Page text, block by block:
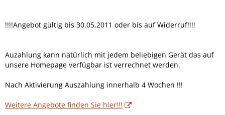
!!!!Angebot gültig bis 30.05.2011 oder bis auf Widerruf!!!!
Auzahlung kann natürlich mit jedem beliebigen Gerät das auf
unsere Homepage verfügbar ist verrechnet werden.
Nach Aktivierung Auszahlung innerhalb 4 Wochen !!!
Weitere Angebote finden Sie hier!!!